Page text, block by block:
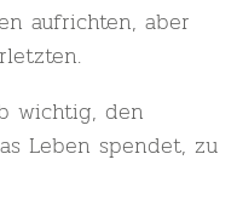
aufrichten, aber
wichtig, den
Leben spendet, zu